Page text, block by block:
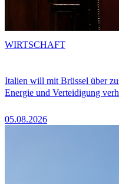
Italien will mit Brüssel über
Energie und Verteidigung
05.08.2026
WIRTSCHAFT